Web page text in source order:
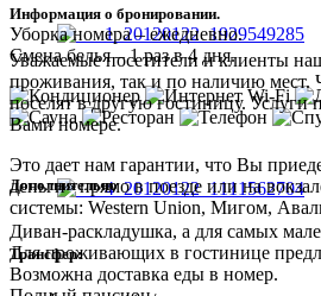
Уборка номера – ежедневно.
Смена белья – 1 раз в 4 дня.
Дополнительно
Диван-раскладушка, а для самых
Для проживающих в гостинице
Возможна доставка еды в номер.
Информация о бронировании.
Уважаемые посетители и клиенты
проживания, так и по наличию мест.
поселят в другую гостиницу. Услуги
Вами номере.
Это дает нам гарантии, что Вы
деньги» прямо в поезде или на
системы: Western Union, Мигом,
Трансфер: